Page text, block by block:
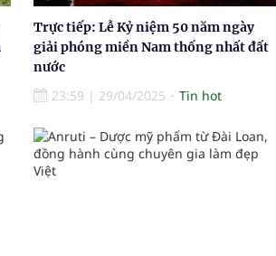
Trực tiếp: Lễ Kỷ niệm 50 năm ngày
giải phóng miền Nam thống nhất đất
nước
23:59 | 29/04/2025 Tin hot